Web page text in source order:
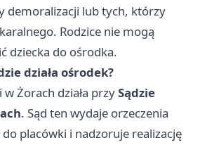
demoralizacji lub tych, którzy
Rodzice nie mogą
dziecka do ośrodka.
działa ośrodek?
Żorach działa przySądzie
. Sąd ten wydaje orzeczenia
placówki i nadzoruje realizację